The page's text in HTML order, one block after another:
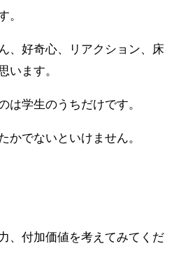
。
、好奇心、リアクション、床
います。
は学生のうちだけです。
かでないといけません。
、付加価値を考えてみてくだ